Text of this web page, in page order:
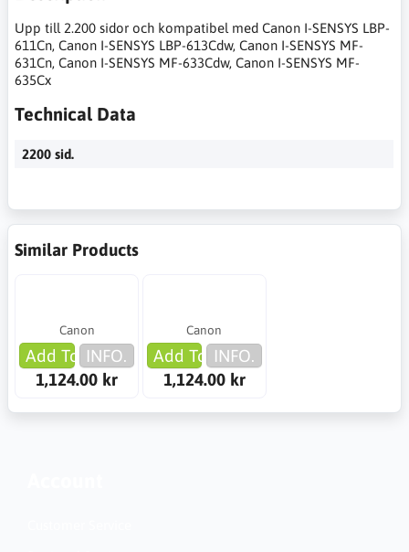
Upp till 2.200 sidor och kompatibel med Canon I-SENSYS LBP-
611Cn, Canon I-SENSYS LBP-613Cdw, Canon I-SENSYS MF-
631Cn, Canon I-SENSYS MF-633Cdw, Canon I-SENSYS MF-
635Cx
Technical Data
2200 sid.
Similar Products
Canon
Add To Cart
INFO.
1,124.00 kr
Canon
Add To Cart
INFO.
1,124.00 kr